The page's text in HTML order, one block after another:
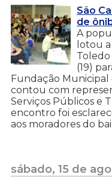
São
de
A
lotou
(19)
Fundação Municipal
contou com
Serviços Públicos e
encontro foi
aos moradores do
sábado, 15 de